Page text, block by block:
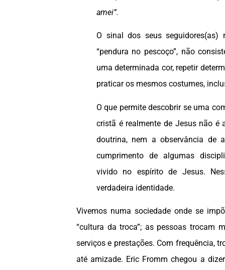
amei”.
O sinal dos seus
“pendura no pescoço”, não
uma determinada cor, repetir
praticar os mesmos costumes,
O que permite descobrir se uma
cristã é realmente de Jesus não é
doutrina, nem a observância de
cumprimento de algumas
vivido no espírito de Jesus.
verdadeira identidade.
Vivemos numa sociedade onde se
“cultura da troca”; as pessoas trocam
serviços e prestações. Com frequência,
até amizade. Eric Fromm chegou a